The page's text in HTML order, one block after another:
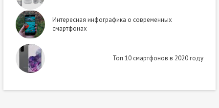
Интересная инфографика о современных
смартфонах
Топ 10 смартфонов в 2020 году